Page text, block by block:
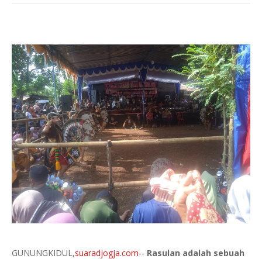
GUNUNGKIDUL,suaradjogja.com-- Rasulan adalah sebuah